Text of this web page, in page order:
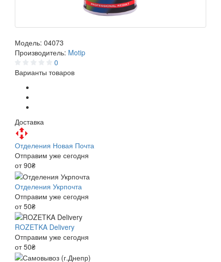
Модель: 04073
Производитель: Motip
0
Варианты товаров
Доставка
Отделения Новая Почта
Отправим уже сегодня
от 90₴
Отделения Укрпочта
Отправим уже сегодня
от 50₴
ROZETKA Delivery
Отправим уже сегодня
от 50₴